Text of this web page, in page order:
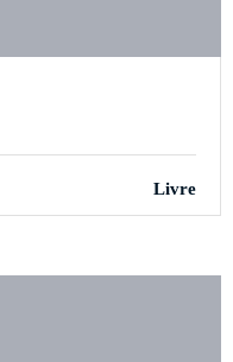
Livre